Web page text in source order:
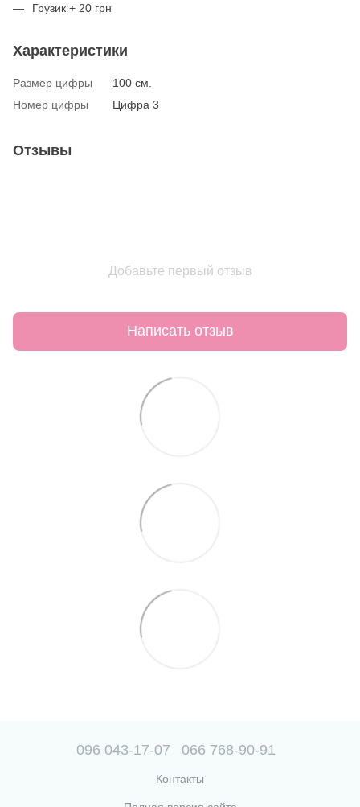
Грузик + 20 грн
Характеристики
Размер цифры
100 см.
Номер цифры
Цифра 3
Отзывы
Добавьте первый отзыв
Написать отзыв
096 043-17-07 066 768-90-91
Контакты